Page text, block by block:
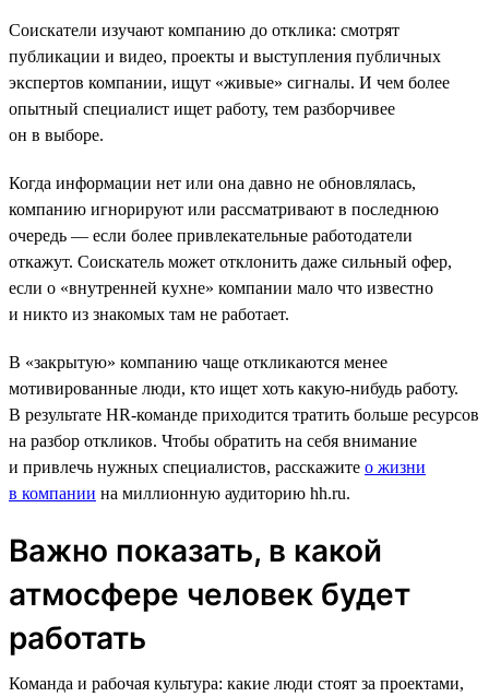
Соискатели изучают компанию до отклика: смотрят
публикации и видео, проекты и выступления публичных
экспертов компании, ищут «живые» сигналы. И чем более
опытный специалист ищет работу, тем разборчивее
он в выборе.
Когда информации нет или она давно не обновлялась,
компанию игнорируют или рассматривают в последнюю
очередь — если более привлекательные работодатели
откажут. Соискатель может отклонить даже сильный офер,
если о «внутренней кухне» компании мало что известно
и никто из знакомых там не работает.
В «закрытую» компанию чаще откликаются менее
мотивированные люди, кто ищет хоть какую-нибудь работу.
В результате HR-команде приходится тратить больше ресурсов
на разбор откликов. Чтобы обратить на себя внимание
и привлечь нужных специалистов, расскажите о жизни
в компании на миллионную аудиторию hh.ru.
Важно показать, в какой
атмосфере человек будет
работать
Команда и рабочая культура: какие люди стоят за проектами,